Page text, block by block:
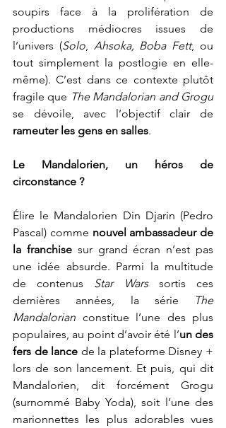
soupirs face à la prolifération de
productions médiocres issues de
l’univers (Solo, Ahsoka, Boba Fett, ou
tout simplement la postlogie en elle-
même). C’est dans ce contexte plutôt
fragile que
The Mandalorian and Grogu
rameuter les gens en salles.
Le Mandalorien, un héros de
circonstance ?
Élire le Mandalorien Din Djarin (Pedro
Pascal) comme nouvel ambassadeur de
la franchise sur grand écran n’est pas
une idée absurde. Parmi la multitude
de contenus Star Wars sortis ces
dernières années, la série
The
Mandalorian constitue l’une des plus
populaires, au point d’avoir été l’un des
fers de lance de la plateforme Disney +
lors de son lancement. Et puis, qui dit
Mandalorien, dit forcément Grogu
(surnommé Baby Yoda), soit l’une des
marionnettes les plus adorables vues